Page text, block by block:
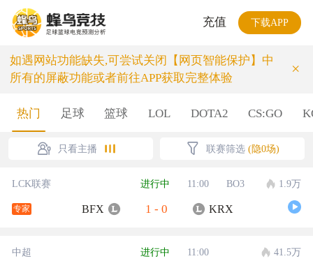
充值 下载APP
如遇网站功能缺失,可尝试关闭【网页智能保护】中
所有的屏蔽功能或者前往APP获取完整体验
×
热门 足球 篮球 LOL DOTA2 CS:GO
只看主播 联赛筛选 (隐0场)
LCK联赛 进行中 11:00 BO3 1.9万
专家 BFX 1 - 0 KRX
中超 进行中 11:00 41.5万